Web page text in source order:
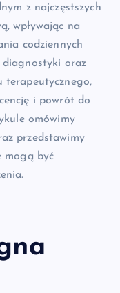
z najczęstszych
wpływając na
codziennych
diagnostyki oraz
terapeutycznego,
i powrót do
omówimy
przedstawimy
mogą być